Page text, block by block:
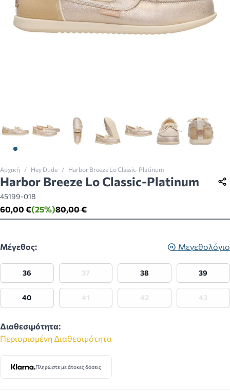
View larger imageView larger image
View larger imageView larger imageView larger image
View largerView
Αρχική / Hey Dude / Harbor Breeze Lo Classic-Platinum
Harbor Breeze Lo Classic-Platinum
45199-018
80,00 €
(25%)
60,00 €
Μέγεθος: Μεγεθολόγιο
36 37 38 39
40 41 42 43
Διαθεσιμότητα:
Περιορισμένη Διαθεσιμότητα
Πληρώστε με άτοκες δόσεις